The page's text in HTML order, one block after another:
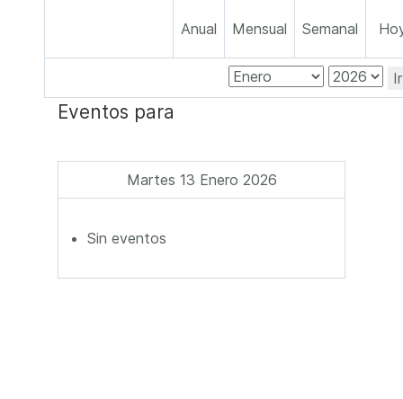
Anual Mensual Semanal
Eventos para
Martes 13 Enero 2026
Sin eventos